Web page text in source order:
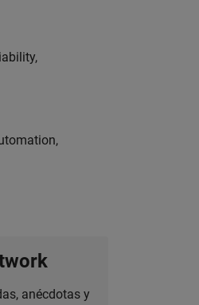
anécdotas y